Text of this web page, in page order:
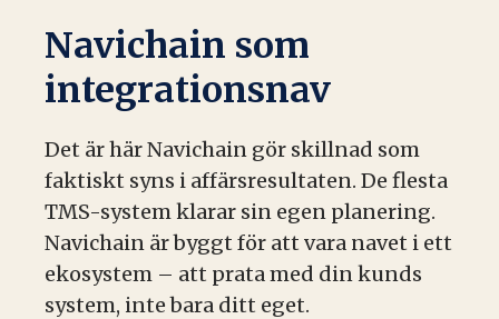
Navichain som
integrationsnav
Det är här Navichain gör skillnad som
faktiskt syns i affärsresultaten. De flesta
TMS-system klarar sin egen planering.
Navichain är byggt för att vara navet i ett
ekosystem – att prata med din kunds
system, inte bara ditt eget.